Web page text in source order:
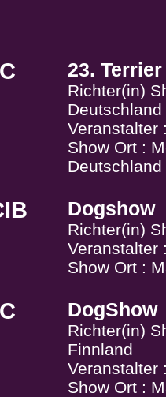
23.
Richter(in)
Deutschland
Veranstalter
Show Ort :
Deutschland
Dogshow
Richter(in)
Veranstalter
Show Ort :
DogShow
Richter(in)
Finnland
Veranstalter
Show Ort :